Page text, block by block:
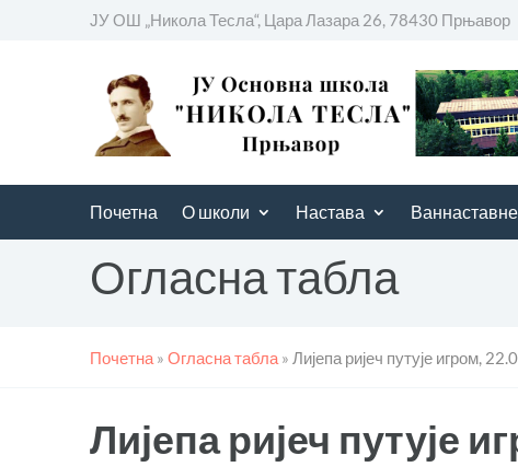
ЈУ ОШ „Никола Тесла“, Цара Лазара 26, 78430 Прњавор
Почетна О школи Настава
Огласна табла
Почетна » Огласна табла » Лијепа ријеч путује игром,
Лијепа ријеч путује